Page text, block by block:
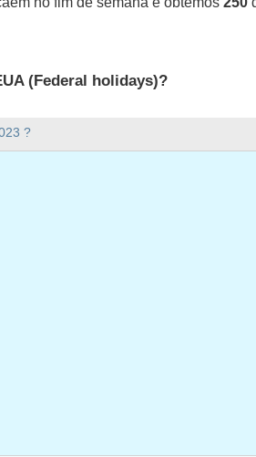
?
(Federal holidays)?
2022?